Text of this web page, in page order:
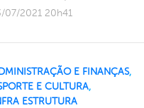
07/2021 20h41
E FINANÇAS,
E CULTURA,
ESTRUTURA